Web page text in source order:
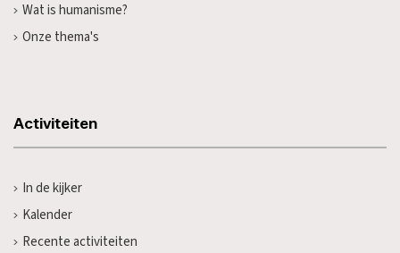
Wat is humanisme?
Onze thema's
Activiteiten
In de kijker
Kalender
Recente activiteiten